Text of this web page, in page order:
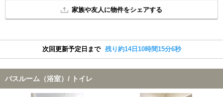
家族や友人に物件をシェアする
次回更新予定日まで 残り約14日10時間15分6秒
バスルーム（浴室）/ トイレ